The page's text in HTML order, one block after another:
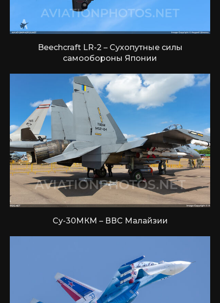
Beechcraft LR-2 – Сухопутные силы
самообороны Японии
Су-30МКМ – ВВС Малайзии